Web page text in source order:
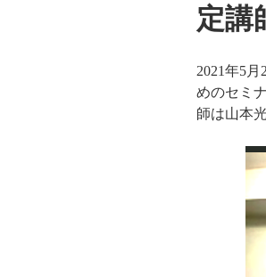
定講
2021年5
めのセミ
師は山本